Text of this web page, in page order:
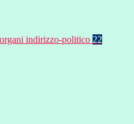
indirizzo-politico 22